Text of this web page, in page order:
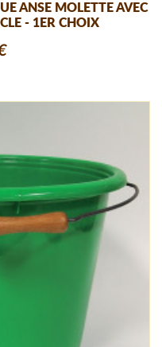
ANSE MOLETTE AVEC
- 1ER CHOIX